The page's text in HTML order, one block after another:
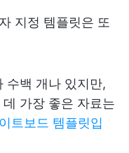
지정 템플릿은 또
수백 개나 있지만,
가장 좋은 자료는
트보드 템플릿입